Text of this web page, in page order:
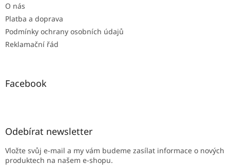
O nás
Platba a doprava
Podmínky ochrany osobních údajů
Reklamační řád
Facebook
Odebírat newsletter
Vložte svůj e-mail a my vám budeme zasílat informace o nových
produktech na našem e-shopu.